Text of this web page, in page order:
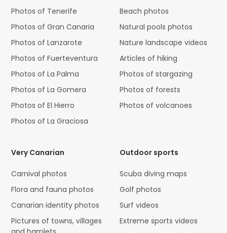
Photos of Tenerife
Photos of Gran Canaria
Photos of Lanzarote
Photos of Fuerteventura
Photos of La Palma
Photos of La Gomera
Photos of El Hierro
Photos of La Graciosa
Beach photos
Natural pools photos
Nature landscape videos
Articles of hiking
Photos of stargazing
Photos of forests
Photos of volcanoes
Very Canarian
Carnival photos
Flora and fauna photos
Canarian identity photos
Pictures of towns, villages
Outdoor sports
Scuba diving maps
Golf photos
Surf videos
Extreme sports videos